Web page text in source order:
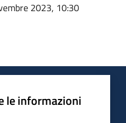
2023, 10:30
le informazioni